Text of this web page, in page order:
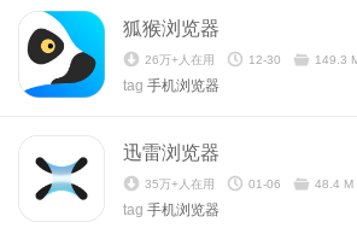
狐猴浏览器
26万+人在用 12-30 149.3
tag 手机浏览器
迅雷浏览器
35万+人在用 01-06 48.4 M
tag 手机浏览器